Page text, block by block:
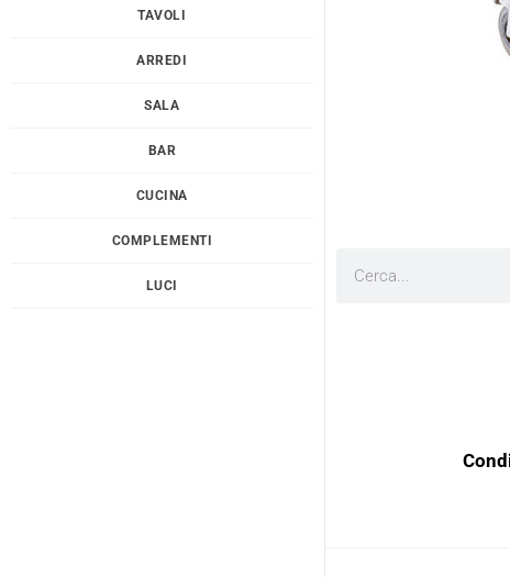
TAVOLI
ARREDI
SALA
BAR
CUCINA
COMPLEMENTI
LUCI
Cerca